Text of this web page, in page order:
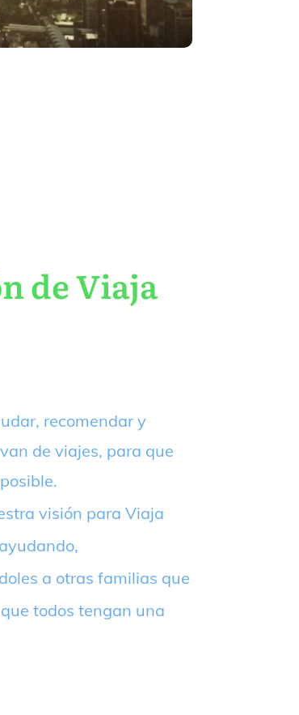
de Viaja
recomendar y
de viajes, para que
visión para Viaja
a otras familias que
todos tengan una